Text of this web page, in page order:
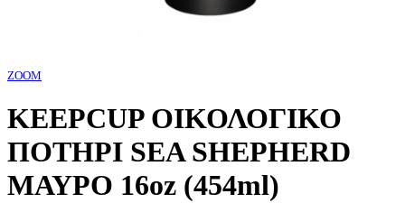
ZOOM
KEEPCUP ΟΙΚΟΛΟΓΙΚΟ
ΠΟΤΗΡΙ SEA SHEPHERD
ΜΑΥΡΟ 16oz (454ml)